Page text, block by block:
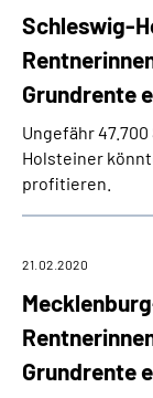
Schleswig-
Grundrente
Ungefähr
Holsteiner
profitieren.
Grundrente
21.02.2020